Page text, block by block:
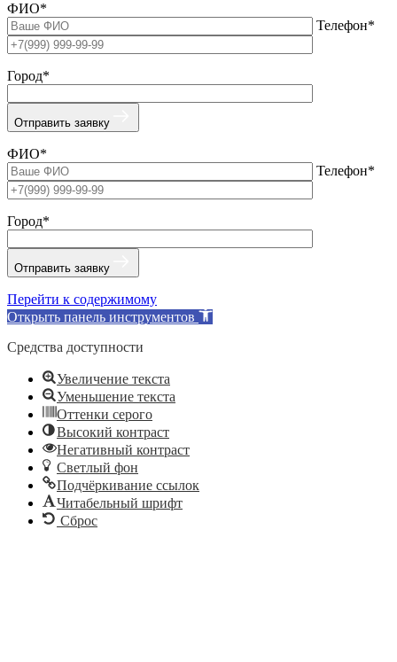
ФИО*
Телефон*
Город*
Отправить заявку
ФИО*
Телефон*
Город*
Отправить заявку
Перейти к содержимому
Открыть панель инструментов
Средства доступности
Увеличение текста
Уменьшение текста
Оттенки серого
Высокий контраст
Негативный контраст
Светлый фон
Подчёркивание ссылок
Читабельный шрифт
Сброс